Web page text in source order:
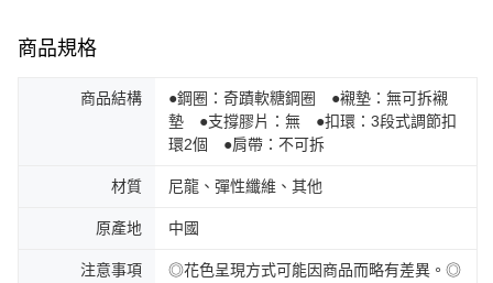
商品規格
商品結構
●鋼圈：奇蹟軟糖鋼圈 ●襯墊：無可拆襯
墊 ●支撐膠片：無 ●扣環：3段式調節扣
環2個 ●肩帶：不可拆
材質 尼龍、彈性纖維、其他
原產地 中國
注意事項
◎花色呈現方式可能因商品而略有差異。◎